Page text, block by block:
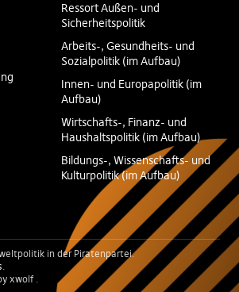
Ressort Außen- und
Sicherheitspolitik
Arbeits-, Gesundheits- und
Sozialpolitik (im Aufbau)
Innen- und Europapolitik (im
Aufbau)
Wirtschafts-, Finanz- und
Haushaltspolitik (im Aufbau)
Bildungs-, Wissenschafts- und
Kulturpolitik (im Aufbau)
in der Piratenpartei
xwolf